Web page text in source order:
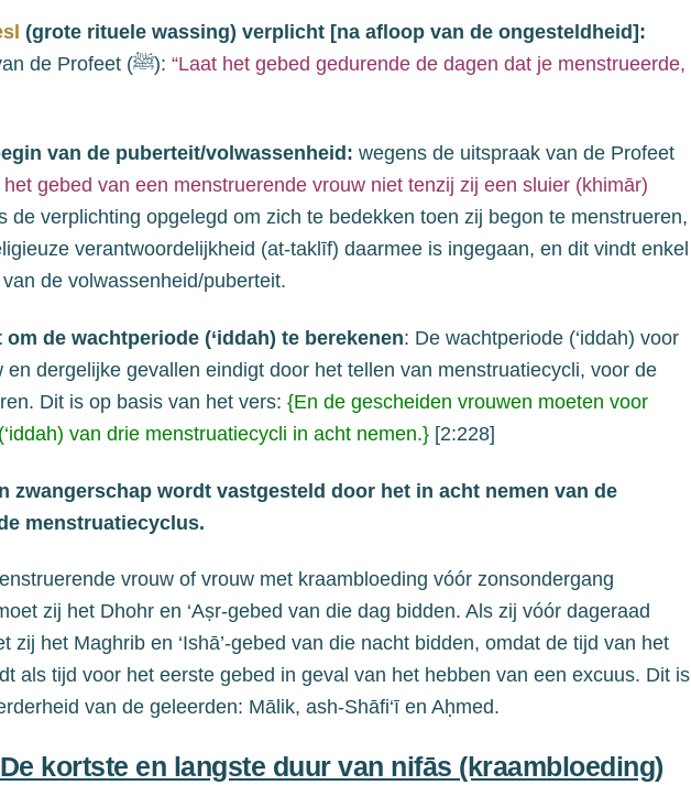
(grote rituele wassing) verplicht [na afloop van de ongesteldheid]:
de Profeet (ﷺ): “Laat het gebed gedurende de dagen dat je menstrueerde,
van de puberteit/volwassenheid: wegens de uitspraak van de Profeet
het gebed van een menstruerende vrouw niet tenzij zij een sluier (khimār)
de verplichting opgelegd om zich te bedekken toen zij begon te menstrueren,
verantwoordelijkheid (at-taklīf) daarmee is ingegaan, en dit vindt enkel
de volwassenheid/puberteit.
de wachtperiode (‘iddah) te berekenen: De wachtperiode (‘iddah) voor
en dergelijke gevallen eindigt door het tellen van menstruatiecycli, voor de
Dit is op basis van het vers: {En de gescheiden vrouwen moeten voor
‘iddah) van drie menstruatiecycli in acht nemen.} [2:228]
zwangerschap wordt vastgesteld door het in acht nemen van de
menstruatiecyclus.
vrouw of vrouw met kraambloeding vóór zonsondergang
zij het Dhohr en ‘Aṣr-gebed van die dag bidden. Als zij vóór dageraad
zij het Maghrib en ‘Ishā’-gebed van die nacht bidden, omdat de tijd van het
als tijd voor het eerste gebed in geval van het hebben van een excuus. Dit is
van de geleerden: Mālik, ash-Shāfi‘ī en Aḥmed.
kortste en langste duur van nifās (kraambloeding)